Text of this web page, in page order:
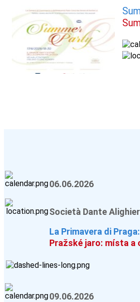
06.06.2026
Società Dante
La Primavera di
Pražské jaro: místa a
09.06.2026